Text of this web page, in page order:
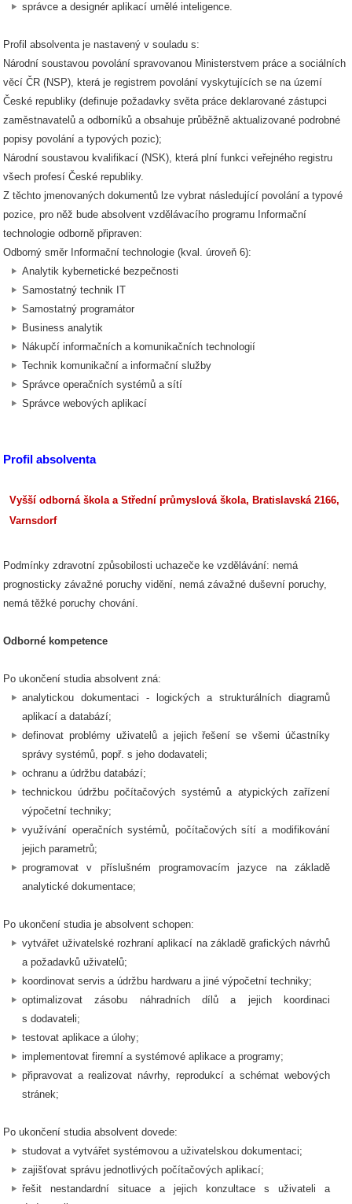
správce a designér aplikací umělé inteligence.
Profil absolventa je nastavený v souladu s:
Národní soustavou povolání spravovanou Ministerstvem práce a sociálních
věcí ČR (NSP), která je registrem povolání vyskytujících se na území
České republiky (definuje požadavky světa práce deklarované zástupci
zaměstnavatelů a odborníků a obsahuje průběžně aktualizované podrobné
popisy povolání a typových pozic);
Národní soustavou kvalifikací (NSK), která plní funkci veřejného registru
všech profesí České republiky.
Z těchto jmenovaných dokumentů lze vybrat následující povolání a typové
pozice, pro něž bude absolvent vzdělávacího programu Informační
technologie odborně připraven:
Odborný směr Informační technologie (kval. úroveň 6):
Analytik kybernetické bezpečnosti
Samostatný technik IT
Samostatný programátor
Business analytik
Nákupčí informačních a komunikačních technologií
Technik komunikační a informační služby
Správce operačních systémů a sítí
Správce webových aplikací
Profil absolventa
Vyšší odborná škola a Střední průmyslová škola, Bratislavská 2166,
Varnsdorf
Podmínky zdravotní způsobilosti uchazeče ke vzdělávání: nemá
prognosticky závažné poruchy vidění, nemá závažné duševní poruchy,
nemá těžké poruchy chování.
Odborné kompetence
Po ukončení studia absolvent zná:
analytickou dokumentaci - logických a strukturálních diagramů
aplikací a databází;
definovat problémy uživatelů a jejich řešení se všemi účastníky
správy systémů, popř. s jeho dodavateli;
ochranu a údržbu databází;
technickou údržbu počítačových systémů a atypických zařízení
výpočetní techniky;
využívání operačních systémů, počítačových sítí a modifikování
jejich parametrů;
programovat v příslušném programovacím jazyce na základě
analytické dokumentace;
Po ukončení studia je absolvent schopen:
vytvářet uživatelské rozhraní aplikací na základě grafických návrhů
a požadavků uživatelů;
koordinovat servis a údržbu hardwaru a jiné výpočetní techniky;
optimalizovat zásobu náhradních dílů a jejich koordinaci
s dodavateli;
testovat aplikace a úlohy;
implementovat firemní a systémové aplikace a programy;
připravovat a realizovat návrhy, reprodukcí a schémat webových
stránek;
Po ukončení studia absolvent dovede:
studovat a vytvářet systémovou a uživatelskou dokumentaci;
zajišťovat správu jednotlivých počítačových aplikací;
řešit nestandardní situace a jejich konzultace s uživateli a